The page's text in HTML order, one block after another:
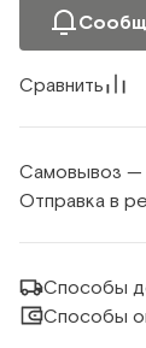
Сравнить
Самовывоз —
Отправка в
Способы
Способы